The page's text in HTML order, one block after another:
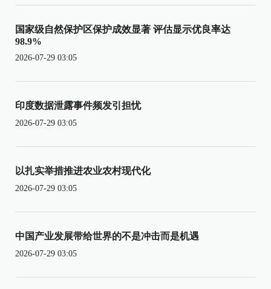
国家级自然保护区保护成效显著 评估显示优良率达
98.9%
2026-07-29 03:05
印度数据泄露事件频发引担忧
2026-07-29 03:05
以扎实举措推进农业农村现代化
2026-07-29 03:05
中国产业发展带给世界的不是冲击而是机遇
2026-07-29 03:05